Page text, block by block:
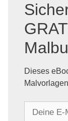
Dieses
Malvorlagen